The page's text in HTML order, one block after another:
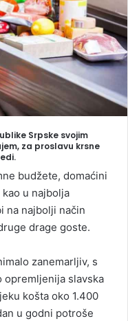
Srpske svojim
za proslavu krsne
budžete, domaćini
u najbolja
na najbolji način
drage goste.
zanemarljiv, s
opremljenija slavska
košta oko 1.400
u godni potroše